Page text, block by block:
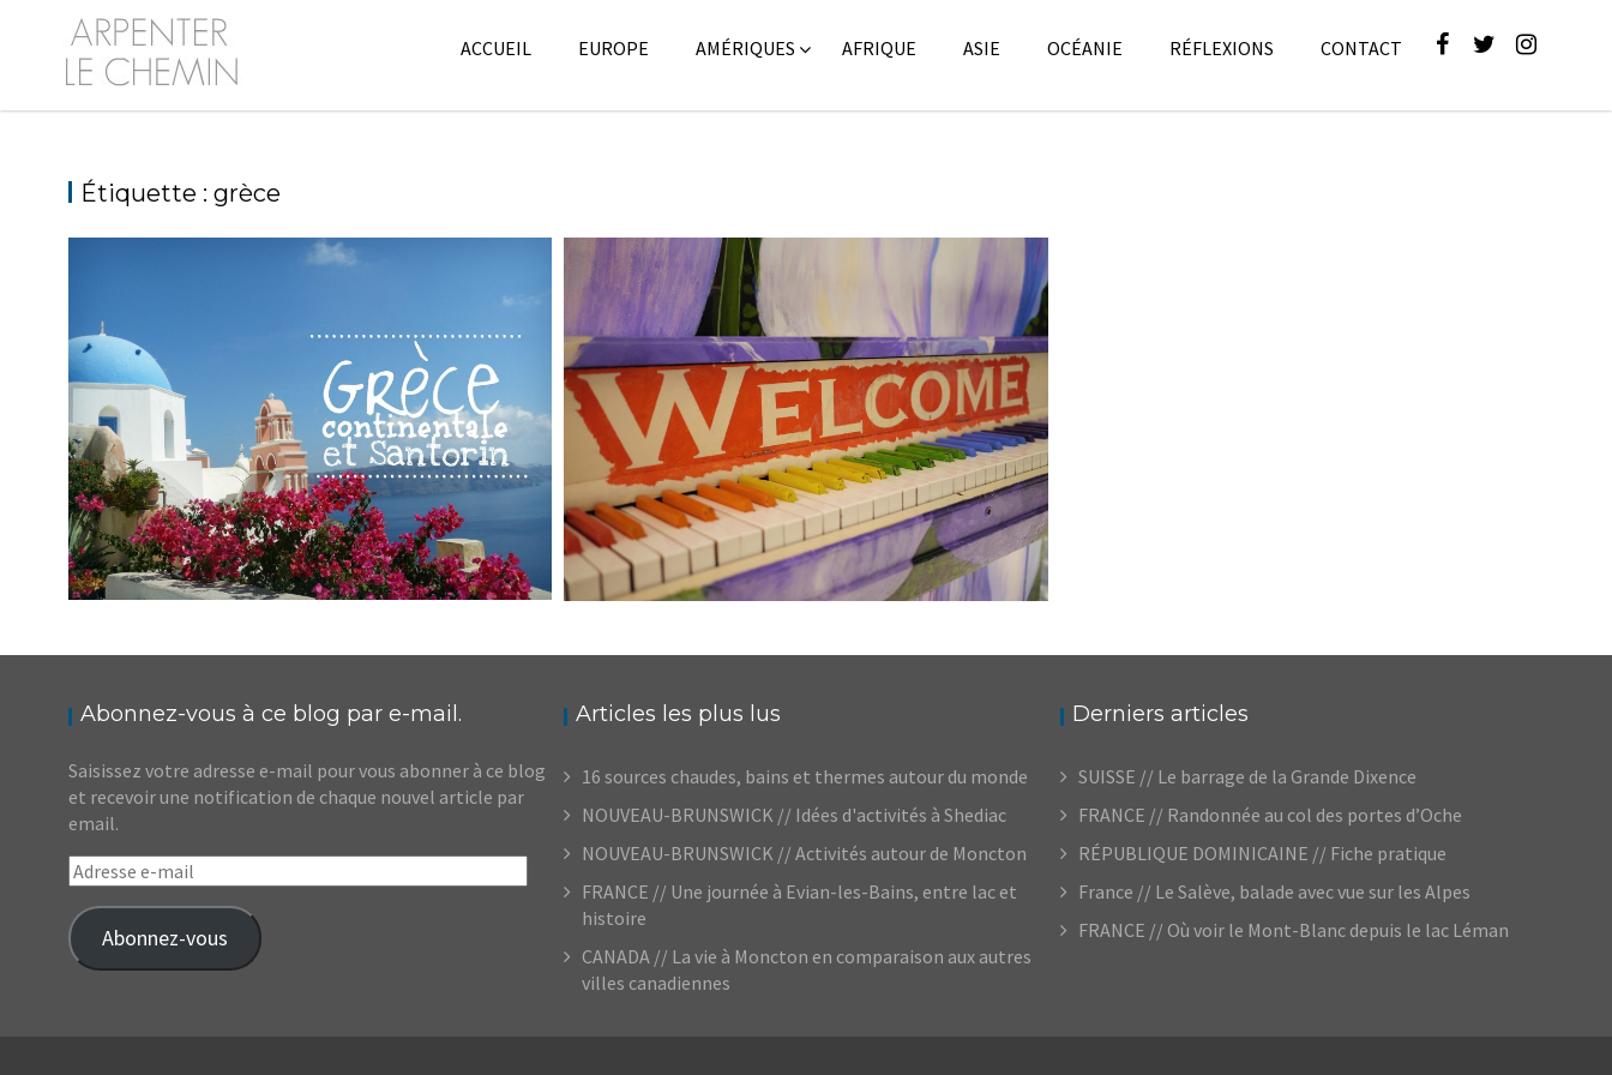
ACCUEIL EUROPE AMÉRIQUES AFRIQUE ASIE OCÉANIE RÉFLEXIONS CONTACT
Étiquette : grèce
GRÈCE // DIX JOURS ENTRE GRÈCE
Audrey Audrey
Abonnez-vous à ce blog par e-mail.
Saisissez votre adresse e-mail pour vous abonner à ce blog
et recevoir une notification de chaque nouvel article par
email.
Adresse
e-
mail
Abonnez-vous
Articles les plus lus
16 sources chaudes, bains et thermes autour du monde
NOUVEAU-BRUNSWICK // Idées d'activités à Shediac
NOUVEAU-BRUNSWICK // Activités autour de Moncton
FRANCE // Une journée à Evian-les-Bains, entre lac et
histoire
CANADA // La vie à Moncton en comparaison aux autres
villes canadiennes
Derniers articles
SUISSE // Le barrage de la Grande Dixence
FRANCE // Randonnée au col des portes d’Oche
RÉPUBLIQUE DOMINICAINE // Fiche pratique
France // Le Salève, balade avec vue sur les Alpes
FRANCE // Où voir le Mont-Blanc depuis le lac Léman